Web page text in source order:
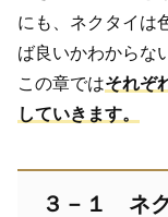
にも、ネクタイは
ば良いかわからな
この章ではそれぞ
していきます。
３－１ ネ